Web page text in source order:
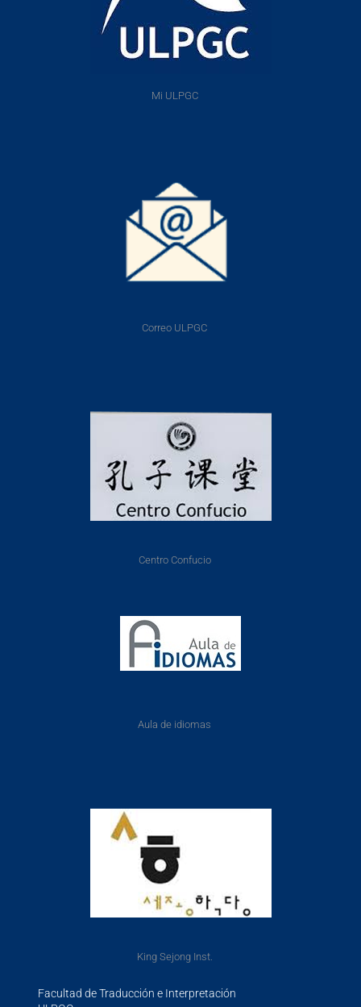
Mi ULPGC
Correo ULPGC
Centro Confucio
Aula de idiomas
King Sejong Inst.
Facultad de Traducción e Interpretación